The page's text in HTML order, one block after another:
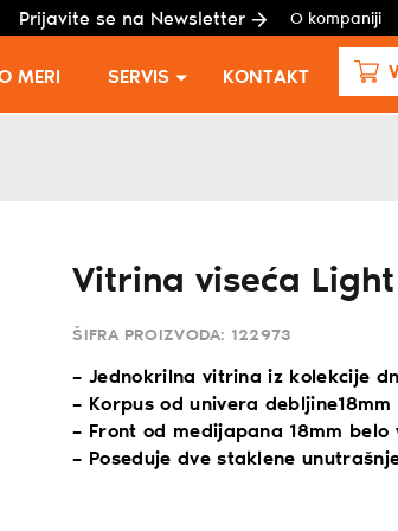
Prijavite se na Newsletter O kompaniji
MERI SERVIS KONTAKT
Vitrina viseća Light
ŠIFRA PROIZVODA: 122973
– Jednokrilna vitrina iz kolekcije
– Korpus od univera
– Front od medijapana 18mm belo
– Poseduje dve staklene